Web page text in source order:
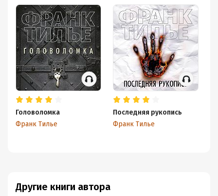
Другие книги автора
Головоломка
Франк Тилье
Последняя рукопись
Франк Тилье